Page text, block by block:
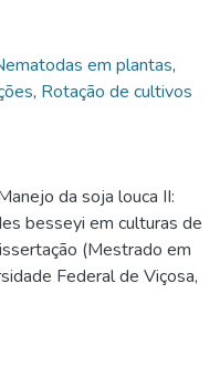
em plantas,
, Rotação de cultivos
da soja louca II:
besseyi em culturas de
(Mestrado em
Federal de Viçosa,